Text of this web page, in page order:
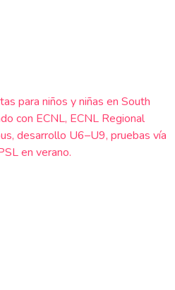
para niños y niñas en South
con ECNL, ECNL Regional
desarrollo U6–U9, pruebas vía
en verano.